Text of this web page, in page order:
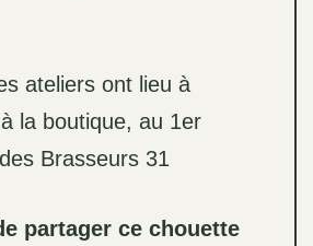
ateliers ont lieu à
la boutique, au 1er
Brasseurs 31
partager ce chouette